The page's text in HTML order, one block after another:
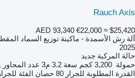
Rauch Axis
AED 93,340 €22,000 ≈ $25,420
آلة رش الأسمدة - ماكينة توزيع السماد
2025
حالة المركبة جديد
حمولة 3,200 كجم سعة 3.2 م3 عدد المحاور
القدرة المطلوبة للجرار 80 حصان الفئة للجرار